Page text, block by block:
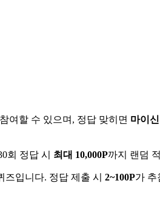
여할 수 있으며, 정답 맞히면 마이
회 정답 시 최대 10,000P까지 랜덤
입니다. 정답 제출 시 2~100P가 추